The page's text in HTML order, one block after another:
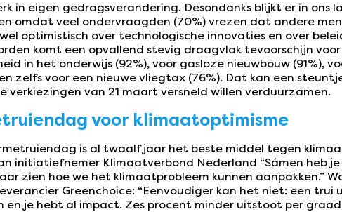
in eigen gedragsverandering. Desondanks blijkt er in ons
omdat veel ondervraagden (70%) vrezen dat andere
optimistisch over technologische innovaties en over
komt een opvallend stevig draagvlak tevoorschijn
in het onderwijs (92%), voor gasloze nieuwbouw (91%),
zelfs voor een nieuwe vliegtax (76%). Dat kan een
verkiezingen van 21 maart versneld willen verduurzamen.
voor klimaatoptimisme
is al twaalf jaar het beste middel tegen
initiatiefnemer Klimaatverbond Nederland “Sámen heb
zien hoe we het klimaatprobleem kunnen aanpakken.”
Greenchoice: “Eenvoudiger kan het niet: een trui
je hebt al impact. Zes procent minder uitstoot per graad